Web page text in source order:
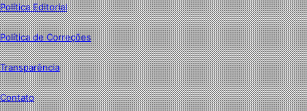
Política Editorial
Política de Correções
Transparência
Contato